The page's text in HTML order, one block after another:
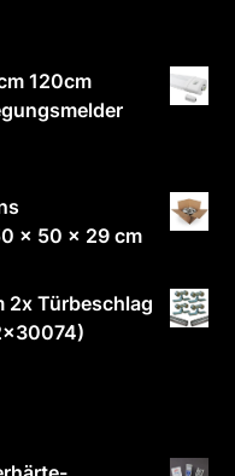
120cm
x 50 x 29 cm
2x Türbeschlag